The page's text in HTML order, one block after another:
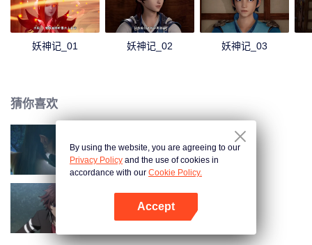
妖神记_01 妖神记_02 妖神记_03
猜你喜欢
斗破苍穹 第三季
全职法师 第1季
By using the website, you are agreeing to our
Privacy Policy and the use of cookies in
accordance with our Cookie Policy.
Accept